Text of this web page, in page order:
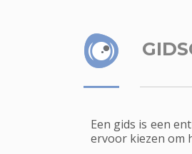
Een gids is een
ervoor kiezen om